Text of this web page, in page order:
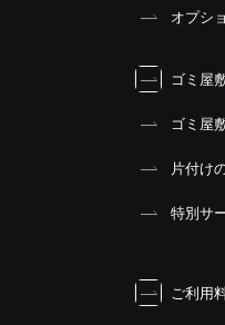
オプシ
ゴミ屋
ゴミ屋
片付け
特別サ
ご利用